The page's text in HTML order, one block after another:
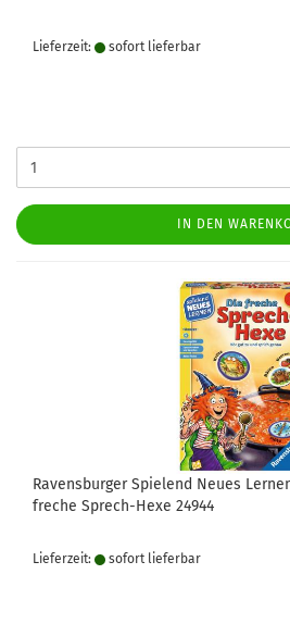
Lieferzeit: sofort lie­fer­bar
IN DEN
Ravensburger Spielend Neues
freche Sprech-Hexe 24944
Lieferzeit: sofort lie­fer­bar